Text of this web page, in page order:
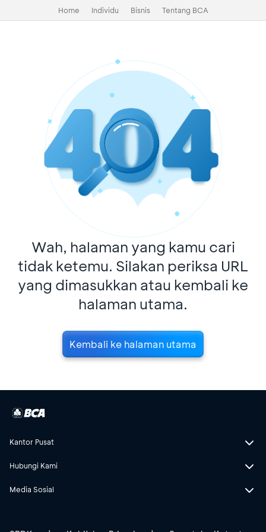
Home Individu Bisnis Tentang BCA
Wah, halaman yang kamu cari
tidak ketemu. Silakan periksa URL
yang dimasukkan atau kembali ke
halaman utama.
Kembali ke halaman utama
Kantor Pusat
Hubungi Kami
Media Sosial